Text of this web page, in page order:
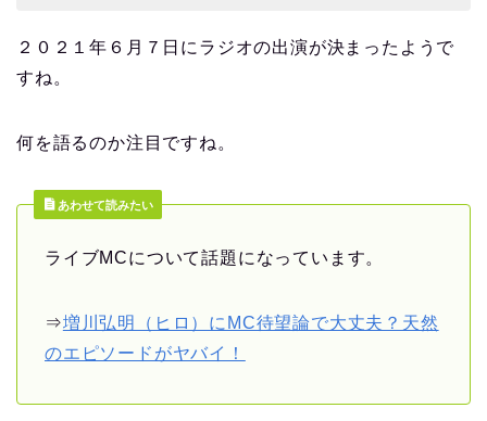
２０２１年６月７日にラジオの出演が決まったようで
すね。
何を語るのか注目ですね。
あわせて読みたい
ライブMCについて話題になっています。
⇒増川弘明（ヒロ）にMC待望論で大丈夫？天然
のエピソードがヤバイ！